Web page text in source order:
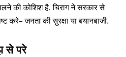
की कोशिश है. चिराग ने सरकार से
करे– जनता की सुरक्षा या बयानबाजी.
से परे